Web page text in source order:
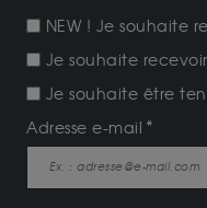
NEW ! Je souhaite
Je souhaite
Je souhaite être
Adresse e-mail